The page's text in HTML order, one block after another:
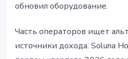
обновил оборудование.
Часть операторов ищет
источники дохода. Soluna